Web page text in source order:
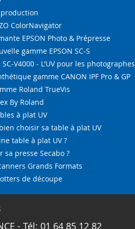
ColorNavigator
EPSON Photo & Prépresse
gamme EPSON SC-S
SC-V4000 - L'UV pour les photographes
gamme CANON IPF Pro & GP
Roland TrueVis
By Roland
à plat UV
choisir sa table à plat UV
table à plat UV ?
sa presse Secabo ?
Grands Formats
de découpe
- Tél: 01 64 85 12 82